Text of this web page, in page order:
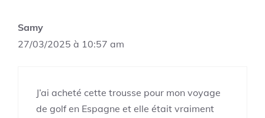
Samy
27/03/2025 à 10:57 am
J’ai acheté cette trousse pour mon voyage
de golf en Espagne et elle était vraiment